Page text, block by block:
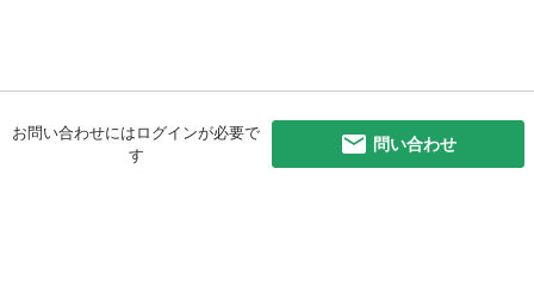
お問い合わせにはログインが必要で
す
問い合わせ